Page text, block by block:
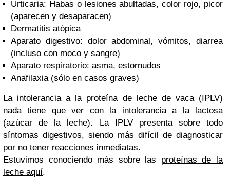
Urticaria: Habas o lesiones abultadas, color rojo, picor
(aparecen y desaparacen)
Dermatitis atópica
Aparato digestivo: dolor abdominal, vómitos, diarrea
(incluso con moco y sangre)
Aparato respiratorio: asma, estornudos
Anafilaxia (sólo en casos graves)
La intolerancia a la proteína de leche de vaca (IPLV)
nada tiene que ver con la intolerancia a la lactosa
(azúcar de la leche). La IPLV presenta sobre todo
síntomas digestivos, siendo más difícil de diagnosticar
por no tener reacciones inmediatas.
Estuvimos conociendo más sobre las proteínas de la
leche aquí.